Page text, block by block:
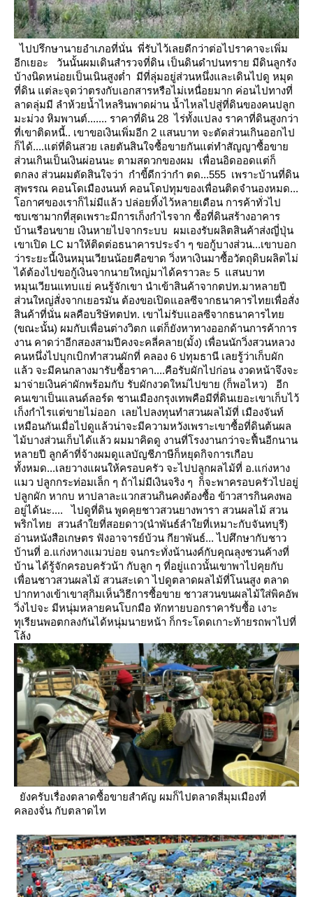
ไปปรึกษานายอำเภอที่นั่น พี่รับไว้เลยดีกว่าต่อไปราคาจะเพิ่ม
อีกเยอะ
วันนั้นผมเดินสำรวจที่ดิน เป็นดินดำปนทราย มีดินลูกรัง
บ้างนิดหน่อยเป็นเนินสูงต่ำ มีที่ลุ่มอยู่ส่วนหนึ่งและเดินไปดู หมุด
ที่ดิน ต่ละจุดว่าตรงกับเอกสารหรือไม่เหนื่อยมาก ค่อนไปทางที่
ลาดลุ่มมี ลำห้วยน้ำไหลรินพาดผ่าน น้ำไหลไปสู่ที่ดินของคนปลูก
มะม่วง หิมพานต์....... ราคาที่ดิน 28 ไร่ทั้งแปลง ราคาที่ดินสูงกว่า
ที่เขาติดหนี้.. เขาขอเงินเพิ่มอีก 2 แสนบาท จะตัดส่วนเกินออกไป
ก็ได้....แต่ที่ดินสวย เลยตันสินใจซื้อขายกันแต่ทำสัญญาซื้อขา
ส่วนเกินเป็นเงินผ่อนนะ ตามสดวกของผม เพื่อนอิดออดแต่ก็
ตกลง ส่วนผมตัดสินใจว่า กำขี้ดีกว่ากำ ตด...555 เพราะบ้านที่ดิน
สุพรรณ คอนโดเมืองนนท์ คอนโดปทุมของเพื่อนติดจำนองหมด...
อกาศของเราก็ไม่มีแล้ว ปล่อยทิ้งไว้หลายเดือน การค้าทั่วไป
ซบเซามากที่สุดเพราะมีการเก็งกำไรจาก ซื้อที่ดินสร้างอาคาร
บ้านเรือนขาย เงินหายไปจากระบบ ผมเองรับผลิตสินค้าส่งญี่ปุ่น
เขาเปิด LC มาให้ติดต่อธนาคารประจำ ๆ ขอกู้บางส่วน...เขาบอก
ว่าระยะนี้เงินหมุนเวียนน้อยคือขาด วิ่งหาเงินมาซื้อวัตถุดิบผลิตไม่
ได้ต้องไปขอกู้เงินจากนายใหญ่มาได้คราวละ 5 แสนบาท
หมุนเวียนแทบแย่ คนรู้จักเขา นำเข้าสินค้าจากตปท.มาหลายปี
ส่วนใหญ่สั่งจากเยอรมัน ต้องขอเปิดแอลซีจากธนาคารไทยเพื่อสั่ง
สินค้าที่นั่น ผลคือบริษัทตปท. เขาไม่รับแอลซีจากธนาคารไท
(ขณะนั้น) ผมกับเพื่อนต่างวิตก แต่ก็ยังหาทางออกด้านการค้าการ
งาน คาดว่าอีกสองสามปีคงจะคลี่คลาย(มั้ง) เพื่อนนักวิ่งสวนหลวง
คนหนึ่งไปบุกเบิกทำสวนผักที่ คลอง 6 ปทุมธานี เลยรู้ว่าเก็บผัก
ล้ว จะมีคนกลางมารับซื้อราคา....คือรับผักไปก่อน งวดหน้าจึงจะ
มาจ่ายเงินค่าผักพร้อมกับ รับผักงวดใหม่ไปขาย (ก็พอไหว)
อีก
คนเขาเป็นแลนด์ลอร์ด ชานเมืองกรุงเทพคือมีที่ดินเยอะเขาเก็บไว้
เก็งกำไรแต่ขายไม่ออก เลยไปลงทุนทำสวนผลไม้ที่ เมืองจันท์
เหมือนกันเมื่อไปดูแล้วน่าจะมีความหวังเพราะเขาซื้อที่ดินต้นผล
ไม้บางส่วนเก็บได้แล้ว ผมมาคิดดู งานที่โรงงานกว่าจะฟื้นอีกนาน
หลายปี ลูกค้าที่จ้างผมดูแลบัญชีภาษีก็หยุดกิจการเกือบ
ทั้งหมด...เลยวางแผนให้ครอบครัว จะไปปลูกผลไม้ที่ อ.แก่งหาง
มว ปลูกกระท่อมเล็ก ๆ ถ้าไม่มีเงินจริง ๆ ก็จะพาครอบครัวไปอยู่
ปลูกผัก หากบ หาปลาละแวกสวนกินคงต้องซื้อ ข้าวสารกินคงพอ
อยู่ได้นะ....
ไปดูที่ดิน พูดคุยชาวสวนยางพารา สวนผลไม้ สวน
พริกไทย สวนลำใยที่สอยดาว(นำพันธ์ลำใยที่เหมาะกับจันทบุรี)
อ่านหนังสือเกษตร ฟังอาจารย์บ้วน กียาพันธ์... ไปศึกษากับชาว
บ้านที่ อ.แก่งหางแมวบ่อย จนกระทั่งน้านงค์กับคุณลุงชวนค้างที่
บ้าน ได้รู้จักครอบครัวน้า กับลูก ๆ ที่อยู่แถวนั้นเขาพาไปคุยกับ
เพื่อนชาวสวนผลไม้ สวนสะเดา ไปดูตลาดผลไม้ที่โนนสูง ตลาด
ปากทางเข้าเขาสุกิมเห็นวิธีการซื้อขาย ชาวสวนขนผลไม้ใส่พิคอัพ
วิ่งไปจะ มีหนุ่มหลายคนโบกมือ ทักทายบอกราคารับซื้อ เงาะ
ทุเรียนพอตกลงกันได้หนุ่มนายหน้า ก็กระโดดเกาะท้ายรถพาไปที่
ล้ง
ังครับเรื่องตลาดซื้อขายสำคัญ ผมก็ไปตลาดสี่มุมเมืองที่
คลองจั่น กับตลาดไท